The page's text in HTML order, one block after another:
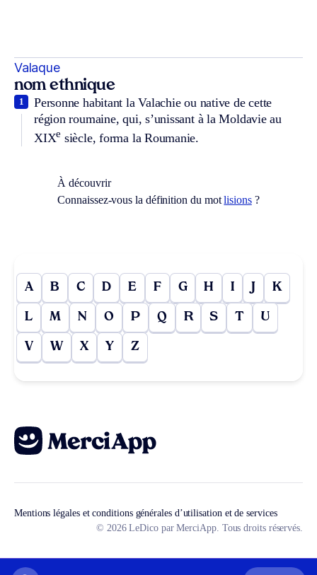
Valaque
nom ethnique
Personne habitant la Valachie ou native de cette
région roumaine, qui, s’unissant à la Moldavie au
XIXe siècle, forma la Roumanie.
1
À découvrir
Connaissez-vous la définition du motlisions?
A B C D E F G H I J K
L M N O P Q R S T U
V W X Y Z
Mentions légales et conditions générales d’utilisation et de services
© 2026 LeDico par MerciApp. Tous droits réservés.